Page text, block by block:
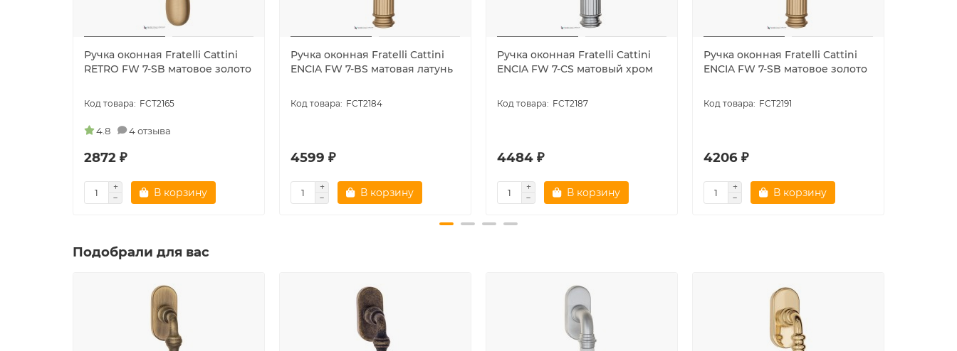
Ручка оконная Fratelli Cattini
RETRO FW 7-SB матовое золото
FCT2165
4.8 4 отзыва
2872 ₽
В корзину
Ручка оконная Fratelli Cattini
ENCIA FW 7-BS матовая латунь
FCT2184
4599 ₽
В корзину
Ручка оконная Fratelli Cattini
ENCIA FW 7-CS матовый хром
FCT2187
4484 ₽
В корзину
Ручка оконная Fratelli Cattini
ENCIA FW 7-SB матовое золото
FCT2191
4206 ₽
В корзину
Подобрали для вас